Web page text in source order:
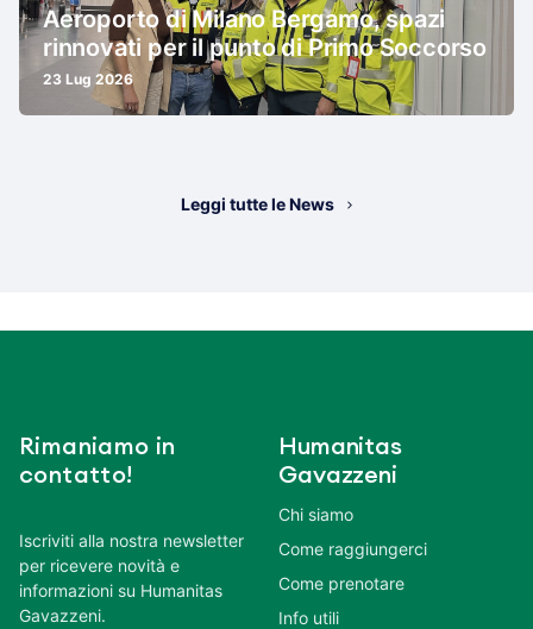
Aeroporto di Milano Bergamo, spazi
rinnovati per il punto di Primo Soccorso
23 Lug 2026
Leggi tutte le News
Rimaniamo in
contatto!
Iscriviti alla nostra newsletter
per ricevere novità e
informazioni su Humanitas
Gavazzeni.
Humanitas
Gavazzeni
Chi siamo
Come raggiungerci
Come prenotare
Info utili